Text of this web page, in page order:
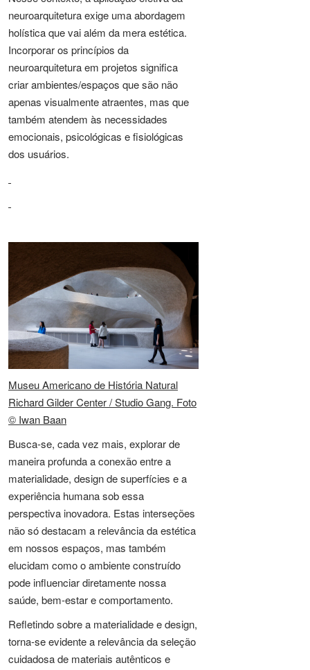
neuroarquitetura exige uma abordagem
holística que vai além da mera estética.
Incorporar os princípios da
neuroarquitetura em projetos significa
criar ambientes/espaços que são não
apenas visualmente atraentes, mas que
também atendem às necessidades
emocionais, psicológicas e fisiológicas
dos usuários.
Museu Americano de História Natural
Richard Gilder Center / Studio Gang. Foto
© Iwan Baan
Busca-se, cada vez mais, explorar de
maneira profunda a conexão entre a
materialidade, design de superfícies e a
experiência humana sob essa
perspectiva inovadora. Estas interseções
não só destacam a relevância da estética
em nossos espaços, mas também
elucidam como o ambiente construído
pode influenciar diretamente nossa
saúde, bem-estar e comportamento.
Refletindo sobre a materialidade e design,
torna-se evidente a relevância da seleção
cuidadosa de materiais autênticos e